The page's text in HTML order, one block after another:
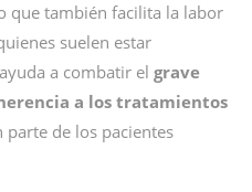
que también facilita la labor
suelen estar
a combatir el grave
a los tratamientos
parte de los pacientes